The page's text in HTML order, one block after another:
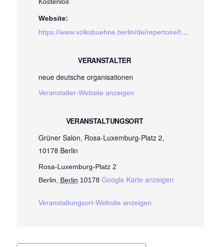
Website:
https://www.volksbuehne.berlin/de/repertoire/trust-actually-wie-finden-medien-und-zivilgesellschaft-zueinander?id=18313
VERANSTALTUNGSORT
Grüner Salon, Rosa-Luxemburg-Platz 2,
10178 Berlin
Rosa-Luxemburg-Platz 2
Berlin
Berlin 10178 Google Karte anzeigen
Veranstaltungsort-Website anzeigen
VERANSTALTER
neue deutsche organisationen
Veranstalter-Website anzeigen